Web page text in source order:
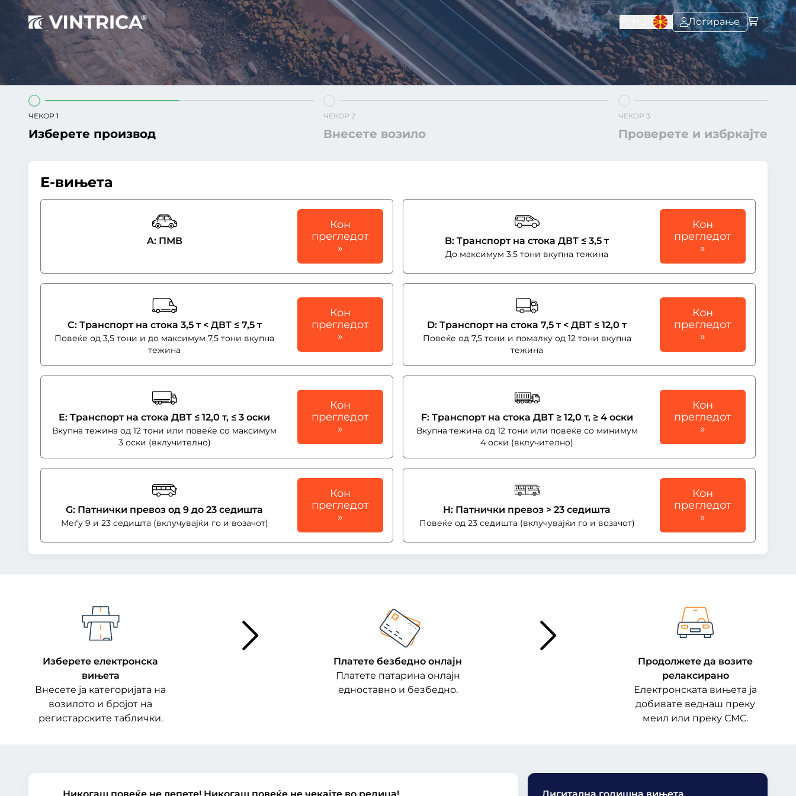
Логирање
ЧЕКОР 1
Изберете производ
ЧЕКОР 2
Внесете возило
ЧЕКОР 3
Проверете и избркајте
Е-вињета
A: ПМВ
Кон
прегледот
»
B: Транспорт на стока ДВТ ≤ 3,5 т
До максимум 3,5 тони вкупна тежина
Кон
прегледот
»
C: Транспорт на стока 3,5 т < ДВТ ≤ 7,5 т
Повеќе од 3,5 тони и до максимум 7,5 тони вкупна
тежина
Кон
прегледот
»
D: Транспорт на стока 7,5 т < ДВТ ≤ 12,0 т
Повеќе од 7,5 тони и помалку од 12 тони вкупна
тежина
Кон
прегледот
»
E: Транспорт на стока ДВТ ≤ 12,0 т, ≤ 3 оски
Вкупна тежина од 12 тони или повеќе со максимум
3 оски (вклучително)
Кон
прегледот
»
F: Транспорт на стока ДВТ ≥ 12,0 т, ≥ 4 оски
Вкупна тежина од 12 тони или повеќе со минимум
4 оски (вклучително)
Кон
прегледот
»
G: Патнички превоз од 9 до 23 седишта
Меѓу 9 и 23 седишта (вклучувајќи го и возачот)
Кон
прегледот
»
H: Патнички превоз > 23 седишта
Повеќе од 23 седишта (вклучувајќи го и возачот)
Кон
прегледот
»
Изберете електронска
вињета
Внесете ја категоријата на
возилото и бројот на
регистарските таблички.
Платете безбедно онлајн
Платете патарина онлајн
едноставно и безбедно.
Продолжете да возите
релаксирано
Електронската вињета ја
добивате веднаш преку
меил или преку СМС.